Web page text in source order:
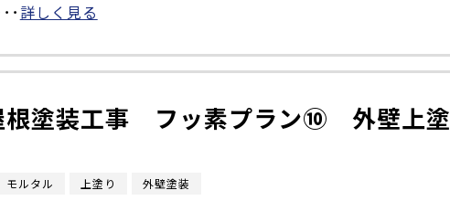
･ 詳しく見る
根塗装工事 フッ素プラン⑩ 外壁上塗
モルタル 上塗り 外壁塗装